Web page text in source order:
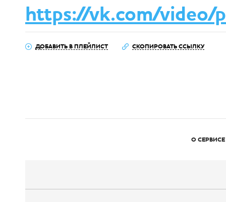
https://vk.com/
ДОБАВИТЬ В ПЛЕЙЛИСТ СКОПИРОВАТЬ ССЫЛКУ
О СЕРВИСЕ